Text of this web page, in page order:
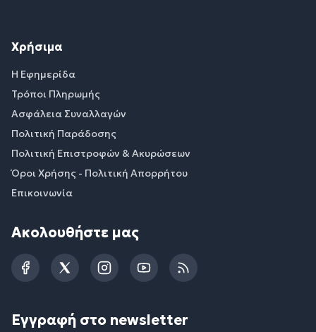
Χρήσιμα
Η Εφημερίδα
Τρόποι Πληρωμής
Ασφάλεια Συναλλαγών
Πολιτική Παράδοσης
Πολιτική Επιστροφών & Ακυρώσεων
Όροι Χρήσης - Πολιτική Απορρήτου
Επικοινωνία
Ακολουθήστε μας
FacebookTwitterInstagramYouTubeRSS
Εγγραφή στο newsletter